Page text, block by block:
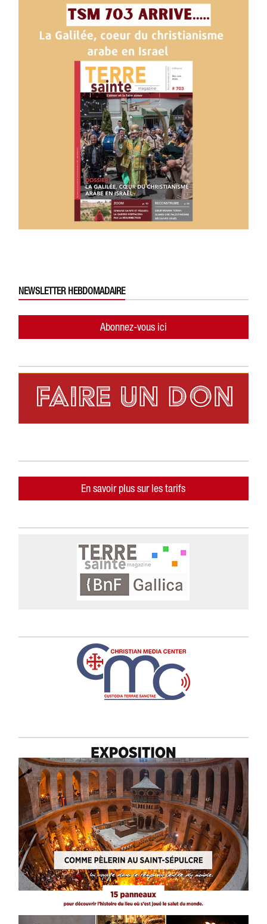
NEWSLETTER HEBDOMADAIRE
Abonnez-vous ici
En savoir plus sur les tarifs